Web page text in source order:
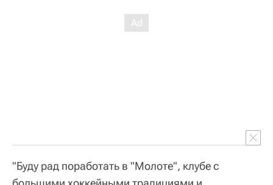
"Буду рад поработать в "Молоте", клубе с